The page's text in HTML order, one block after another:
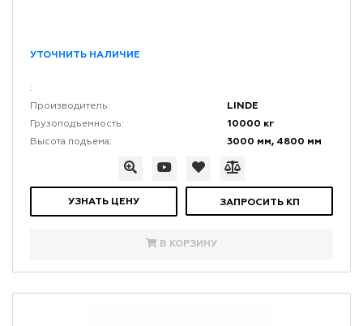
УТОЧНИТЬ НАЛИЧИЕ
:
Производитель:
LINDE
Грузоподъемность: 10000 кг
Высота подъема: 3000 мм, 4800 мм
УЗНАТЬ ЦЕНУ ЗАПРОСИТЬ КП
В КОРЗИНУ